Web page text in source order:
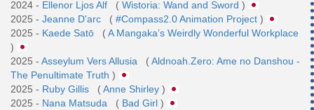
2024 - Ellenor Ljos Alf ( Wistoria: Wand and Sword )
2025 - Jeanne D'arc ( #Compass2.0 Animation Project )
2025 - Kaede Satō (A Mangaka’s Weirdly Wonderful Workplace
)
2025 - Asseylum Vers Allusia (Aldnoah.Zero: Ame no Danshou -
The Penultimate Truth )
2025 - Ruby Gillis (Anne Shirley )
2025 - Nana Matsuda ( Bad Girl )